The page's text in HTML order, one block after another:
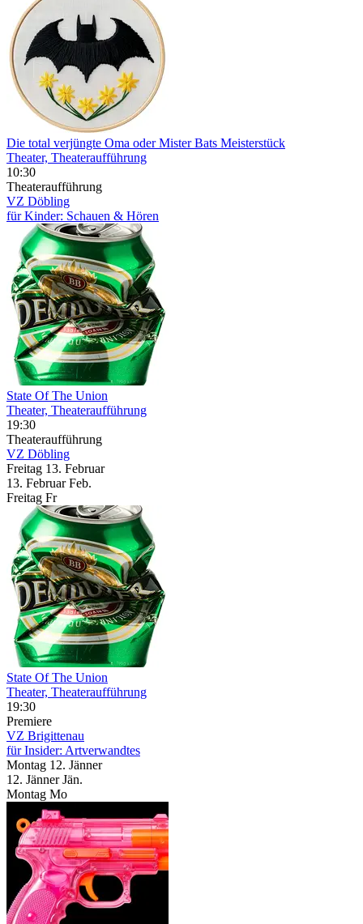
Die total verjüngte Oma oder Mister Bats Meisterstück
Theater, Theateraufführung
10:30
Theateraufführung
VZ Döbling
für Kinder: Schauen & Hören
State Of The Union
Theater, Theateraufführung
19:30
Theateraufführung
VZ Döbling
Freitag 13. Februar
13. Februar Feb.
Freitag Fr
State Of The Union
Theater, Theateraufführung
19:30
Premiere
VZ Brigittenau
für Insider: Artverwandtes
Montag 12. Jänner
12. Jänner Jän.
Montag Mo